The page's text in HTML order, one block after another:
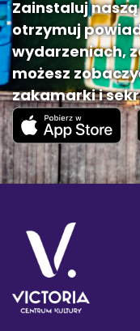
Zainstaluj
otrzymuj
wydarzeniach,
możesz
zakamarki i